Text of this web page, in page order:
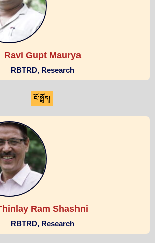
Ravi Gupt Maurya
RBTRD, Research
ངོ་སྤྲོད།
Ram Shashni
RBTRD, Research